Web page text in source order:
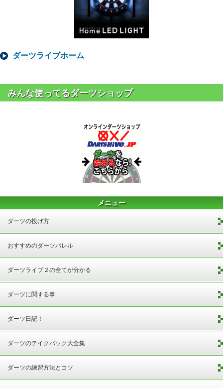
ダーツライブホーム
みんな使ってるダーツショップ
メニュー
ダーツの投げ方
おすすめのダーツバレル
ダーツライブ２の全てが分かる
ダーツに関する事
ダーツ日記！
ダーツのテイクバック大全集
ダーツの練習方法とコツ